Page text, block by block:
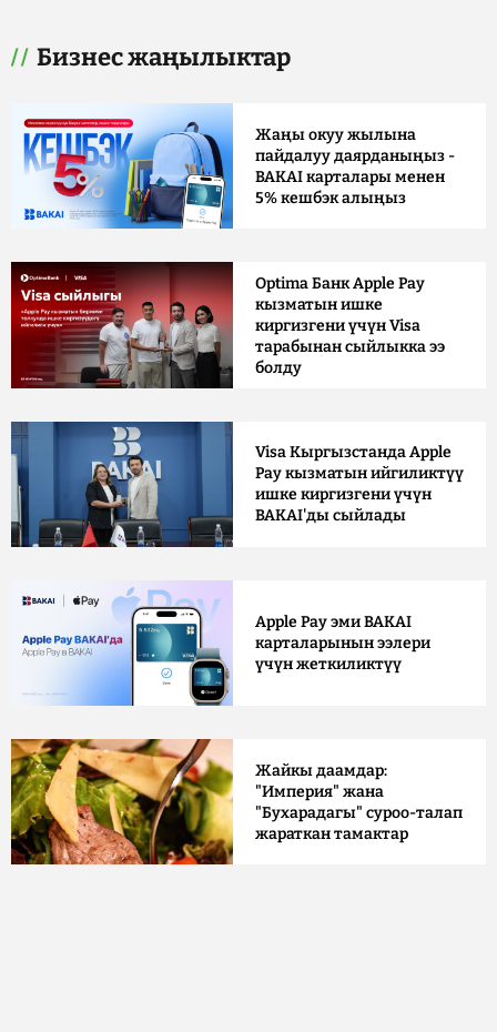
Бизнес жаңылыктар
Жаңы окуу жылына
пайдалуу даярданыңыз -
BAKAI карталары менен
5% кешбэк алыңыз
Optima Банк Apple Pay
кызматын ишке
киргизгени үчүн Visa
тарабынан сыйлыкка ээ
болду
Visa Кыргызстанда Apple
Pay кызматын ийгиликтүү
ишке киргизгени үчүн
BAKAI'ды сыйлады
Apple Pay эми BAKAI
карталарынын ээлери
үчүн жеткиликтүү
Жайкы даамдар:
"Империя" жана
"Бухарадагы" суроо-талап
жараткан тамактар